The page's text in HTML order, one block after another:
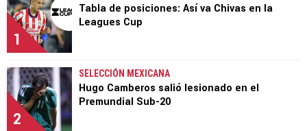
1
Tabla de posiciones: Así va Chivas en la
Leagues Cup
2
SELECCIÓN MEXICANA
Hugo Camberos salió lesionado en el
Premundial Sub-20